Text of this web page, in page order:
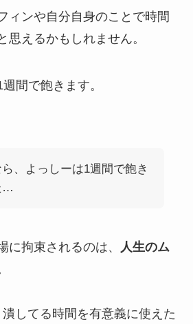
ィンや自分自身のことで時間
思えるかもしれません。
間で飽きます。
、よっしーは1週間で飽き
…
に拘束されるのは、
人生のム
してる時間を有意義に使えた